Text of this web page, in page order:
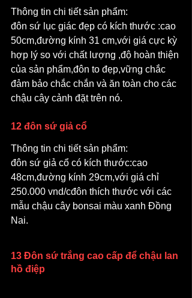
Thông tin chi tiết sản phẩm:
đôn sứ lục giác đẹp có kích thước :cao
50cm,đường kính 31 cm,với giá cực kỳ
hợp lý so với chất lượng ,độ hoàn thiện
của sản phẩm,đôn to đẹp,vững chắc
đảm bảo chắc chắn và ăn toàn cho các
chậu cây cảnh đặt trên nó.
12 đôn sứ giả cổ
Thông tin chi tiết sản phẩm:
đôn sứ giả cổ có kích thước:cao
48cm,đường kính 29cm,với giá chỉ
250.000 vnd/cđôn thích thước với các
mẫu chậu cây bonsai màu xanh Đồng
Nai.
13 Đôn sứ trắng cao cấp để chậu lan
hồ điệp